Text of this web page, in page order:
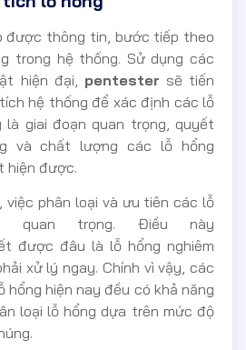
được thông tin, bước tiếp theo
trong hệ thống. Sử dụng các
hiện đại, pentester sẽ tiến
hệ thống để xác định các lỗ
giai đoạn quan trọng, quyết
và chất lượng các lỗ hổng
hiện được.
việc phân loại và ưu tiên các lỗ
quan trọng. Điều này
được đâu là lỗ hổng nghiêm
xử lý ngay. Chính vì vậy, các
hổng hiện nay đều có khả năng
loại lỗ hổng dựa trên mức độ